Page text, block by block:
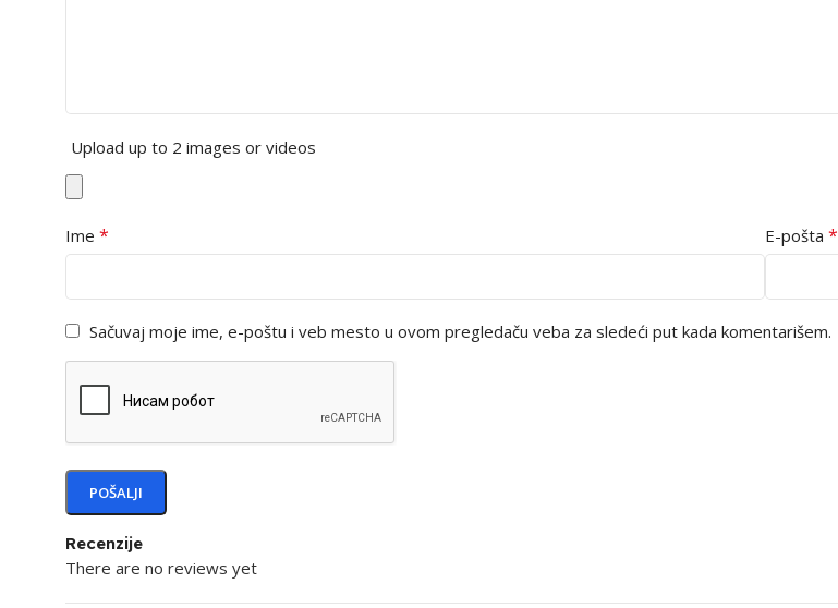
Recenzije
There are no reviews yet
Upload up to 2 images or videos
Ime * E-pošta *
Sačuvaj moje ime, e-poštu i veb mesto u ovom pregledaču veba za sledeći put kada komentarišem.